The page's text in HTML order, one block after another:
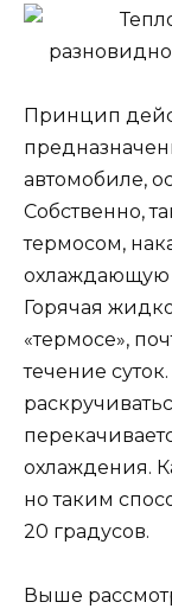
Принцип
автомобиле,
Собственно,
термосом,
охлаждающую
Горячая
«термосе»,
течение
охлаждения.
но таким
20 градусов.
Выше